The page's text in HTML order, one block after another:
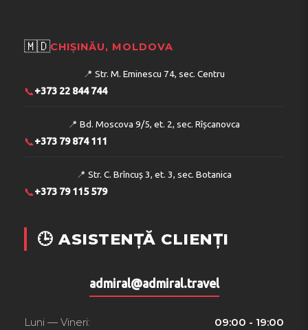
🇲🇩CHIȘINĂU, MOLDOVA
📍 Str. M. Eminescu 74, sec. Centru
📞+373 22 844 744
📍 Bd. Moscova 9/5, et. 2, sec. Rîșcanovca
📞+373 79 874 111
📍 Str. C. Brîncuș 3, et. 3, sec. Botanica
📞+373 79 115 579
🕒 ASISTENȚĂ CLIENȚI
admiral@admiral.travel
Luni — Vineri: 09:00 - 19:00